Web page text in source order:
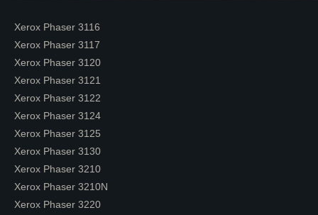
Xerox Phaser 3116
Xerox Phaser 3117
Xerox Phaser 3120
Xerox Phaser 3121
Xerox Phaser 3122
Xerox Phaser 3124
Xerox Phaser 3125
Xerox Phaser 3130
Xerox Phaser 3210
Xerox Phaser 3210N
Xerox Phaser 3220